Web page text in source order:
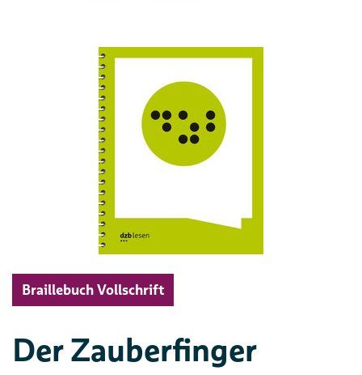
Braillebuch Vollschrift
Der Zauberfinger